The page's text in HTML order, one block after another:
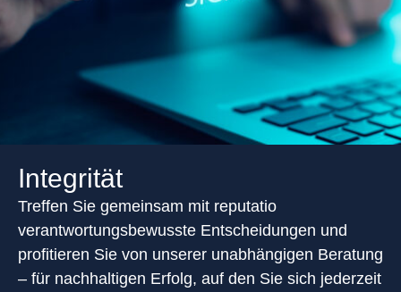
Integrität
Treffen Sie gemeinsam mit reputatio
verantwortungsbewusste Entscheidungen und
profitieren Sie von unserer unabhängigen Beratung
– für nachhaltigen Erfolg, auf den Sie sich jederzeit